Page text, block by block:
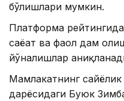
бўлишлари мумкин.
Платформа
саёҳат ва фаол дам
йўналишлар
Мамлакатнинг
дарёсидаги Буюк